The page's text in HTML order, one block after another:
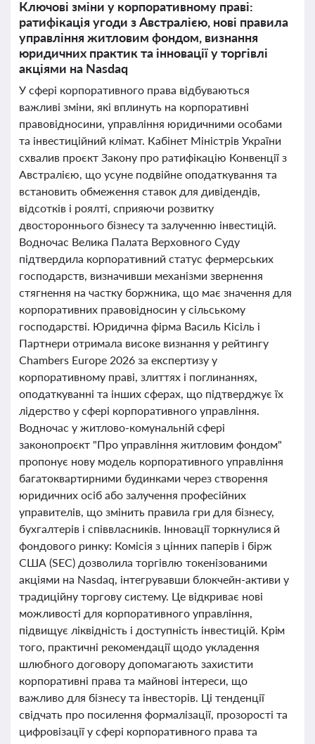
Ключові зміни у корпоративному праві:
ратифікація угоди з Австралією, нові правила
управління житловим фондом, визнання
юридичних практик та інновації у торгівлі
акціями на Nasdaq
У сфері корпоративного права відбуваються
важливі зміни, які вплинуть на корпоративні
правовідносини, управління юридичними особами
та інвестиційний клімат. Кабінет Міністрів України
схвалив проєкт Закону про ратифікацію Конвенції з
Австралією, що усуне подвійне оподаткування та
встановить обмеження ставок для дивідендів,
відсотків і роялті, сприяючи розвитку
двостороннього бізнесу та залученню інвестицій.
Водночас Велика Палата Верховного Суду
підтвердила корпоративний статус фермерських
господарств, визначивши механізми звернення
стягнення на частку боржника, що має значення для
корпоративних правовідносин у сільському
господарстві. Юридична фірма Василь Кісіль і
Партнери отримала високе визнання у рейтингу
Chambers Europe 2026 за експертизу у
корпоративному праві, злиттях і поглинаннях,
оподаткуванні та інших сферах, що підтверджує їх
лідерство у сфері корпоративного управління.
Водночас у житлово-комунальній сфері
законопроєкт "Про управління житловим фондом"
пропонує нову модель корпоративного управління
багатоквартирними будинками через створення
юридичних осіб або залучення професійних
управителів, що змінить правила гри для бізнесу,
бухгалтерів і співвласників. Інновації торкнулися й
фондового ринку: Комісія з цінних паперів і бірж
США (SEC) дозволила торгівлю токенізованими
акціями на Nasdaq, інтегрувавши блокчейн-активи у
традиційну торгову систему. Це відкриває нові
можливості для корпоративного управління,
підвищує ліквідність і доступність інвестицій. Крім
того, практичні рекомендації щодо укладення
шлюбного договору допомагають захистити
корпоративні права та майнові інтереси, що
важливо для бізнесу та інвесторів. Ці тенденції
свідчать про посилення формалізації, прозорості та
цифровізації у сфері корпоративного права та